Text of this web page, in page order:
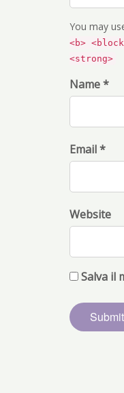
You may
<b>
<strong>
Name *
Email *
Website
Salva il